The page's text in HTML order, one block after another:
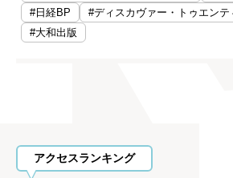
#日経BP
#ディスカヴァー・トゥエンテ
#大和出版
アクセスランキング